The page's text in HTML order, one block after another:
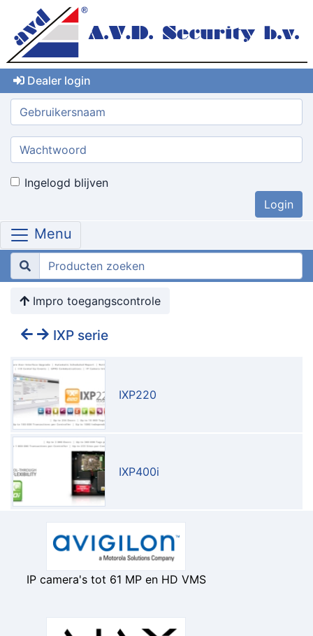
Dealer login
Gebruikersnaam:
Wachtwoord:
Ingelogd blijven
Menu
Impro toegangscontrole
IXP serie
IXP220
IXP400i
IP camera's tot 61 MP en HD VMS